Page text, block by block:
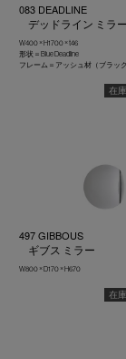
083 DEADLINE
デッドライン ミラー
W400 × H1700 × t46
形状＝Blue Deadline
フレーム＝アッシュ材（ブラッ
497 GIBBOUS
ギブス ミラー
W800 × D170 × H670